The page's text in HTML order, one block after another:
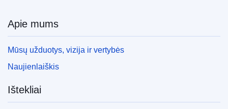
Apie mums
Mūsų užduotys, vizija ir vertybės
Naujienlaiškis
Ištekliai